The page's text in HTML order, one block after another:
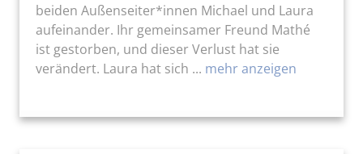
beiden Außenseiter*innen Michael und Laura
aufeinander. Ihr gemeinsamer Freund Mathé
ist gestorben, und dieser Verlust hat sie
verändert. Laura hat sich ... mehr anzeigen